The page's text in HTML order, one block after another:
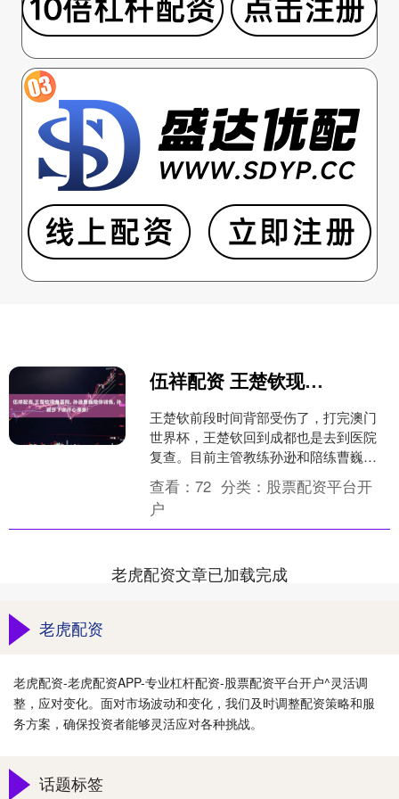
伍祥配资 王楚钦现身医院, 孙逊曹巍陪伴训练, 孙颖莎下训开心亲亲!
王楚钦前段时间背部受伤了，打完澳门
世界杯，王楚钦回到成都也是去到医院
复查。目前主管教练孙逊和陪练曹巍一
直陪着王楚钦训练，备战伦敦世乒赛。
孙颖莎很开心，下训的时候....
查看：72 分类： 股票配资平台开
户
老虎配资文章已加载完成
老虎配资
老虎配资-老虎配资APP-专业杠杆配资-股票配资平台开户^灵活调
整，应对变化。面对市场波动和变化，我们及时调整配资策略和服
务方案，确保投资者能够灵活应对各种挑战。
话题标签